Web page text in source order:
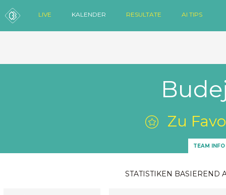
LIVE KALENDER RESULTATE AI TIPS
Zu
TEAM INFO
STATISTIKEN BASIEREND